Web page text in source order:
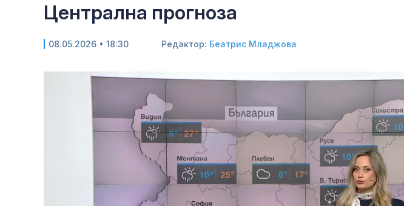
Централна прогноза
08.05.2026 • 18:30 Редактор: Беатрис Младжова